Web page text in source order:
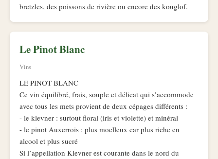
bretzles, des poissons de rivière ou encore des kouglof.
Le Pinot Blanc
Vins
LE PINOT BLANC
Ce vin équilibré, frais, souple et délicat qui s’accommode
avec tous les mets provient de deux cépages différents :
- le klevner : surtout floral (iris et violette) et minéral
- le pinot Auxerrois : plus moelleux car plus riche en
alcool et plus sucré
Si l’appellation Klevner est courante dans le nord du